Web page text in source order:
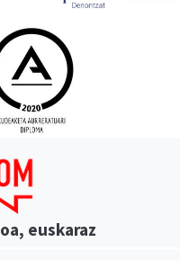
euskaraz